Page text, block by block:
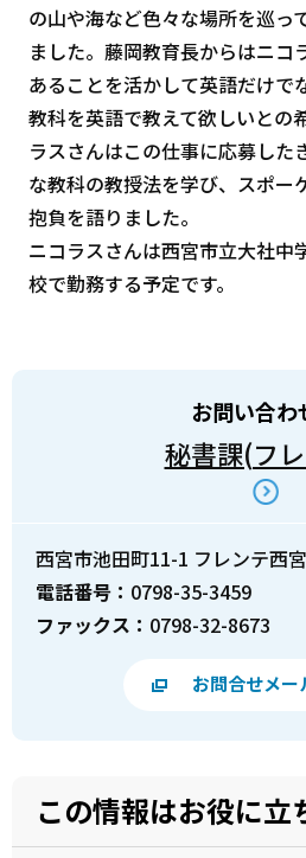
の山や海など色々な場所を巡っ
ました。藤岡教育長からはニコ
あることを活かして英語だけで
教科を英語で教えて欲しいとの
ラスさんはこの仕事に応募した
な教科の教授法を学び、スポー
抱負を語りました。
ニコラスさんは西宮市立大社中
校で勤務する予定です。
お問い合わ
秘書課(フ
西宮市池田町11-1 フレンテ西
電話番号： 0798-35-3459
ファックス： 0798-32-8673
お問合せメー
この情報はお役に立